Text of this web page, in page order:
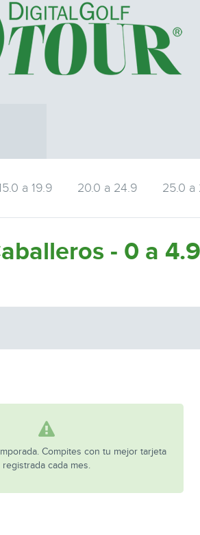
a 19.9 20.0 a 24.9 25.0 a
- 0 a 4.9
Compites con tu mejor tarjeta
registrada cada mes.